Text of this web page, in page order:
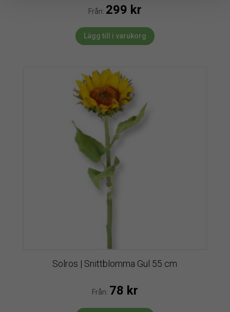
Från: 299 kr
Lägg till i varukorg
Solros | Snittblomma Gul 55 cm
Från: 78 kr